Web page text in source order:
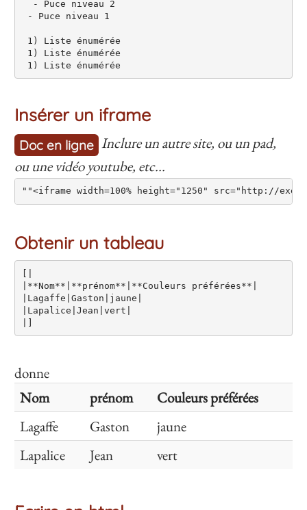
  - Puce niveau 2
- Puce niveau 1
1) Liste énumérée
1) Liste énumérée
1) Liste énumérée
Insérer un iframe
Doc en ligne Inclure un autre site, ou un pad,
ou une vidéo youtube, etc...
Obtenir un tableau
[|
|**Nom**|**prénom**|**Couleurs préférées**|
|Lagaffe|Gaston|jaune|
|Lapalice|Jean|vert|
donne
Nom
prénom
Couleurs préférées
Lagaffe
Gaston
jaune
Lapalice
Jean vert